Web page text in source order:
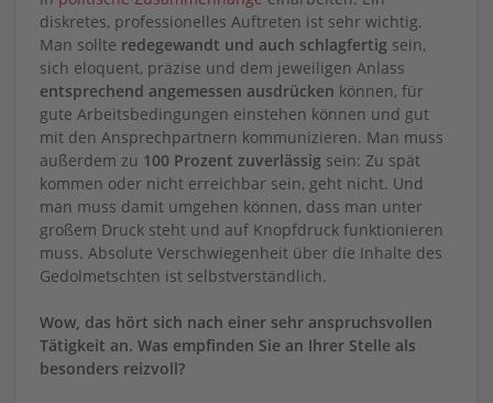
diskretes, professionelles Auftreten ist sehr wichtig.
Man sollte redegewandt und auch schlagfertig sein,
sich eloquent, präzise und dem jeweiligen Anlass
entsprechend angemessen ausdrücken können, für
gute Arbeitsbedingungen einstehen können und gut
mit den Ansprechpartnern kommunizieren. Man muss
außerdem zu 100 Prozent zuverlässig sein: Zu spät
kommen oder nicht erreichbar sein, geht nicht. Und
man muss damit umgehen können, dass man unter
großem Druck steht und auf Knopfdruck funktionieren
muss. Absolute Verschwiegenheit über die Inhalte des
Gedolmetschten ist selbstverständlich.
Wow, das hört sich nach einer sehr anspruchsvollen
Tätigkeit an. Was empfinden Sie an Ihrer Stelle als
besonders reizvoll?